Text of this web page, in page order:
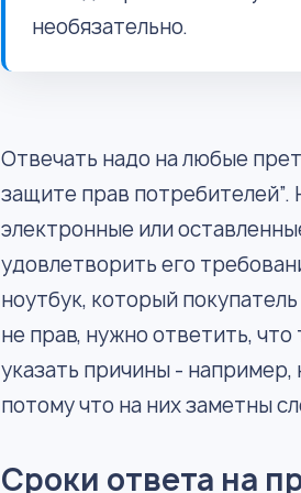
необязательно.
Отвечать надо на любые
защите прав
электронные или
удовлетворить его
ноутбук, который
не прав, нужно ответить,
указать причины -
потому что на них заметны
Сроки ответа на